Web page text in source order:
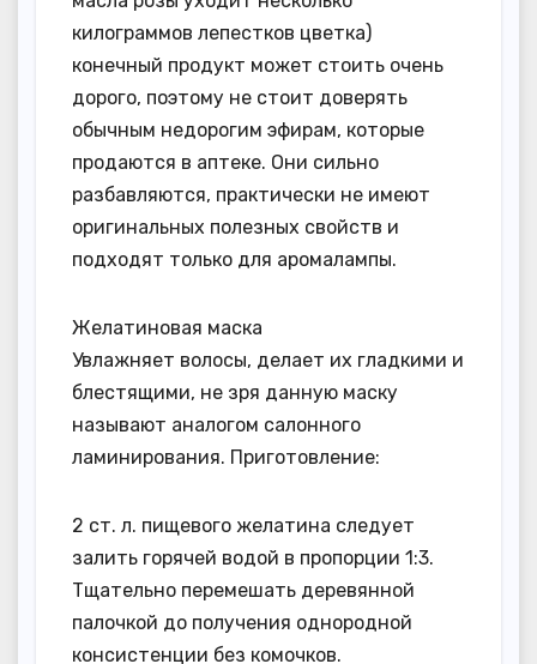
килограммов лепестков цветка)
конечный продукт может стоить очень
дорого, поэтому не стоит доверять
обычным недорогим эфирам, которые
продаются в аптеке. Они сильно
разбавляются, практически не имеют
оригинальных полезных свойств и
подходят только для аромалампы.
Желатиновая маска
Увлажняет волосы, делает их гладкими и
блестящими, не зря данную маску
называют аналогом салонного
ламинирования. Приготовление:
2 ст. л. пищевого желатина следует
залить горячей водой в пропорции 1:3.
Тщательно перемешать деревянной
палочкой до получения однородной
консистенции без комочков.